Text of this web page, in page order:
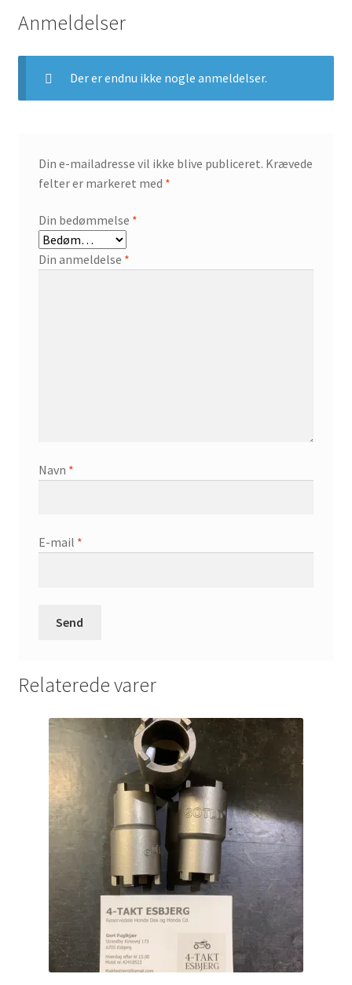
Anmeldelser
Der er endnu ikke nogle anmeldelser.
Din e-mailadresse vil ikke blive publiceret. Krævede
felter er markeret med *
Din bedømmelse *
Din anmeldelse *
Navn *
E-mail *
Relaterede varer